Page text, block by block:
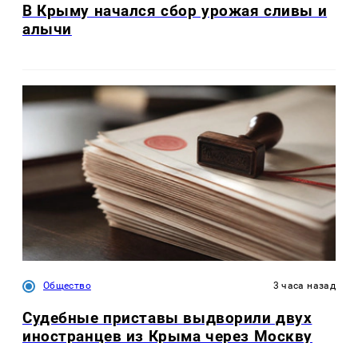
В Крыму начался сбор урожая сливы и
алычи
Общество 3 часа назад
Судебные приставы выдворили двух
иностранцев из Крыма через Москву